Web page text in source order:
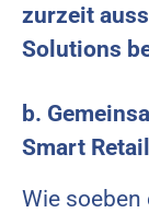
zurzeit
Solutions
b.
Smart
Wie